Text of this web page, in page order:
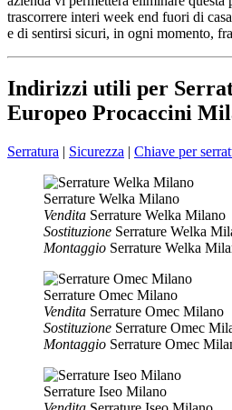
trascorrere interi week end fuori di
e di sentirsi sicuri, in ogni momento,
Indirizzi utili per
Europeo Procaccini
Serratura | Sicurezza | Chiave per
Serrature Welka Milano
Vendita Serrature Welka Milano
Sostituzione Serrature Welka
Montaggio Serrature Welka
Serrature Omec Milano
Vendita Serrature Omec Milano
Sostituzione Serrature Omec
Montaggio Serrature Omec
Serrature Iseo Milano